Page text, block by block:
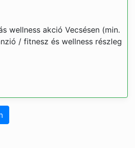
wellness akció Vecsésen (min.
/ fitnesz és wellness részleg